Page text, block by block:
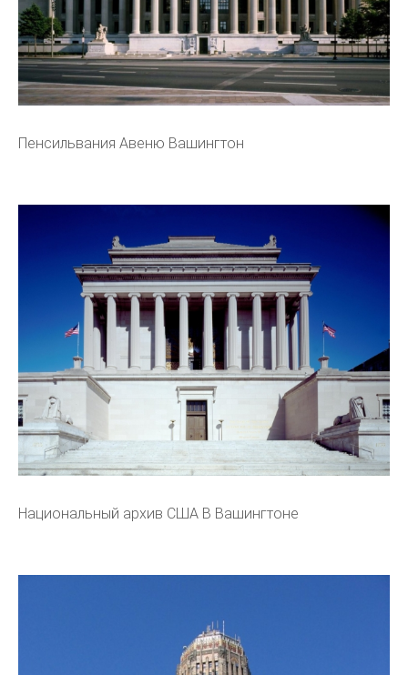
Пенсильвания Авеню Вашингтон
Национальный архив США В Вашингтоне